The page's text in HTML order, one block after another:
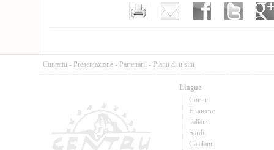
Cuntattu - Presentazione - Partenarii - Pianu di u situ
Lingue
Corsu
Francese
Talianu
Sardu
Catalanu